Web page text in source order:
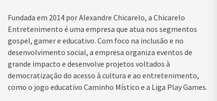
Fundada em 2014 por Alexandre Chicarelo, a Chicarelo
Entretenimento é uma empresa que atua nos segmentos
gospel, gamer e educativo. Com foco na inclusão e no
desenvolvimento social, a empresa organiza eventos de
grande impacto e desenvolve projetos voltados à
democratização do acesso à cultura e ao entretenimento,
como o jogo educativo Caminho Místico e a Liga Play Games.